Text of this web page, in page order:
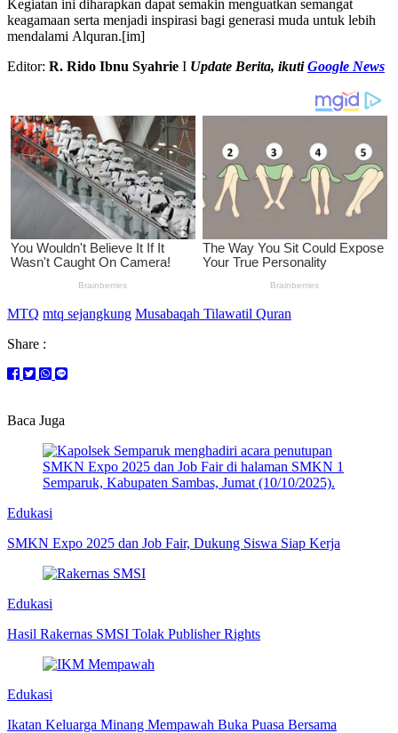
Kegiatan ini diharapkan dapat semakin menguatkan semangat
keagamaan serta menjadi inspirasi bagi generasi muda untuk lebih
mendalami Alquran.[im]
Editor: R. Rido Ibnu Syahrie I Update Berita, ikutiGoogle News
MTQ mtq sejangkung Musabaqah Tilawatil Quran
Share :
Baca Juga
Edukasi
SMKN Expo 2025 dan Job Fair, Dukung Siswa Siap Kerja
Edukasi
Hasil Rakernas SMSI Tolak Publisher Rights
Edukasi
Ikatan Keluarga Minang Mempawah Buka Puasa Bersama